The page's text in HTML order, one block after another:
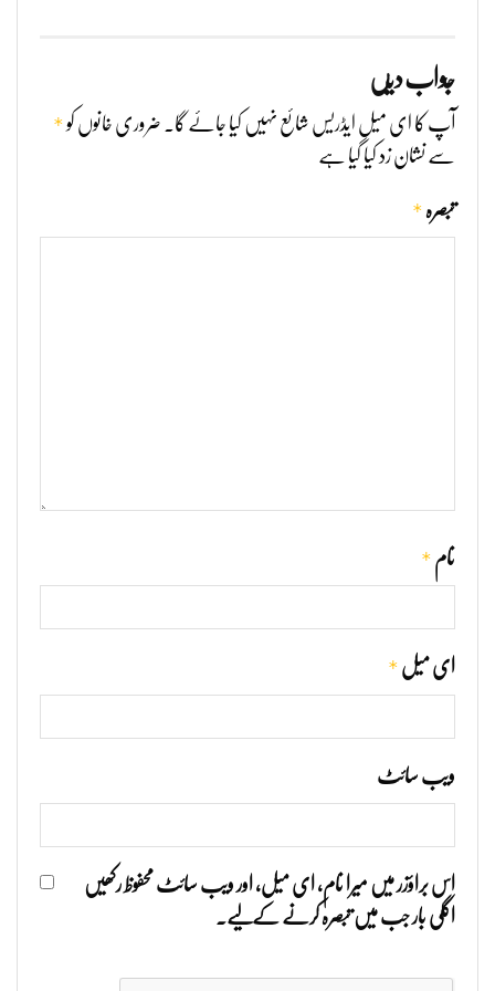
جواب دیں
آپ کا ای میل ایڈریس شائع نہیں کیا جائے گا۔ ضروری خانوں کو*
سے نشان زد کیا گیا ہے
تبصرہ *
نام *
ای میل *
ویب‌ سائٹ
اس براؤزر میں میرا نام، ای میل، اور ویب سائٹ محفوظ رکھیں
اگلی بار جب میں تبصرہ کرنے کےلیے۔